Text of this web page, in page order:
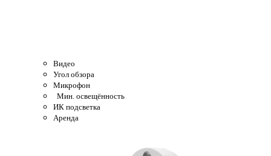
Видео
Угол обзора
Микрофон
Мин. освещённость
ИК подсветка
Аренда